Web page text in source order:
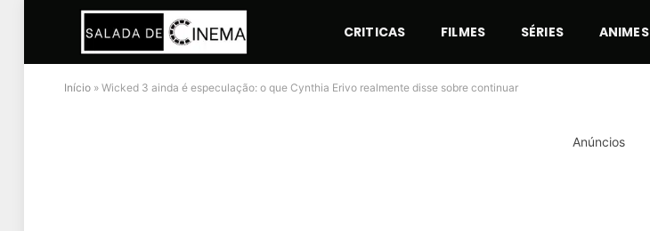
CRITICAS FILMES SÉRIES ANIMES
Início » Wicked 3 ainda é especulação: o que Cynthia Erivo realmente disse sobre continuar
Anúncios